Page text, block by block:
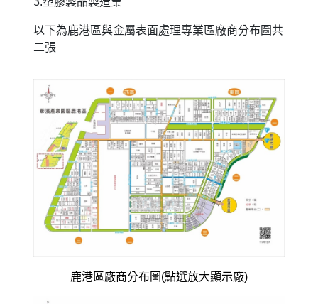
以下為鹿港區與金屬表面處理專業區廠商分布圖共
二張
鹿港區廠商分布圖(點選放大顯示廠)